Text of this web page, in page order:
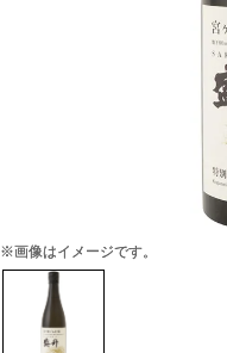
※画像はイメージです。